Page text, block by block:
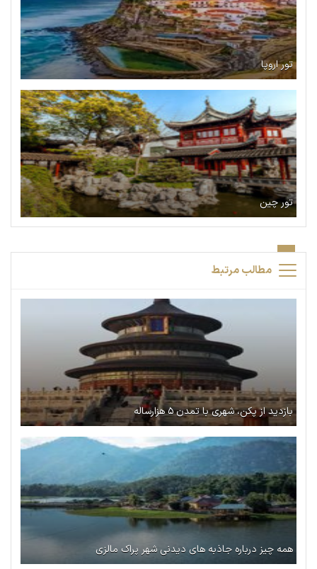
تور اروپا
تور چین
مطالب مرتبط
بازدید از پکن، شهری با تمدن ۵ هزارساله
همه چیز درباره جاذبه های دیدنی شهر پراک مالزی